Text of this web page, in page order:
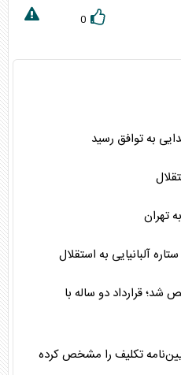
0
به توافق رسید
تهران
آلبانیایی به استقلال
قرارداد دو ساله با
تکلیف را مشخص کرده